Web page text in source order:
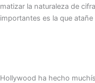
matizar la naturaleza de
importantes es la que atañe
Hollywood ha hecho